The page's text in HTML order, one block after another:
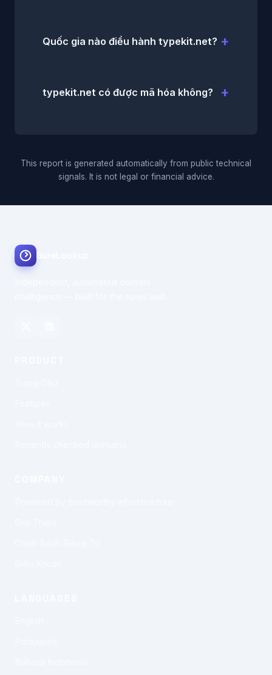
Quốc gia nào điều hành typekit.net?
typekit.net có được mã hóa không?
This report is generated automatically from public technical
signals. It is not legal or financial advice.
SureLookup